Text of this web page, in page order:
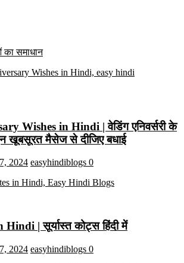
समाधान
Wishes in Hindi | वेडिंग एनिवर्सरी के
खूबसूरत मैसेज से दीजिए बधाई
2024 easyhindiblogs 0
| सूर्यास्त कोट्स हिंदी में
2024 easyhindiblogs 0